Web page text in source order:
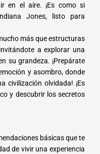
en el aire. ¡Es como si
Jones, listo para
más que estructuras
a explorar una
su grandeza. ¡Prepárate
y asombro, donde
civilización olvidada! ¡Es
y descubrir los secretos
básicas que te
de vivir una experiencia